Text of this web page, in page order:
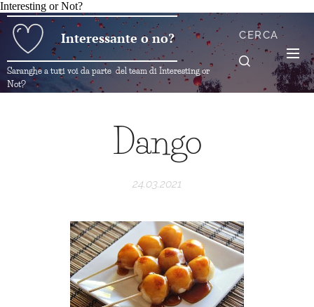
Interesting or Not?
Interessante o no?
Saranghe a tutti voi da parte del team di Interesting or
Not?
CERCA
Dango
24.03.2021